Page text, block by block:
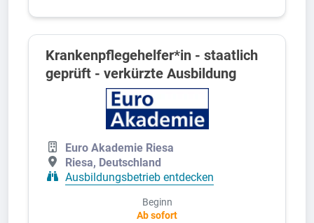
Krankenpflegehelfer*in - staatlich
geprüft - verkürzte Ausbildung
Euro Akademie Riesa
Riesa, Deutschland
Ausbildungsbetrieb entdecken
Beginn
Ab sofort